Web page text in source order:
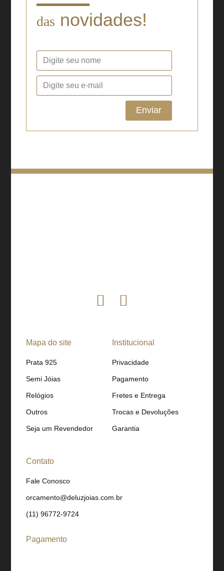
das novidades!
Enviar
Mapa do site
Prata 925
Semi Jóias
Relógios
Outros
Seja um Revendedor
Institucional
Privacidade
Pagamento
Fretes e Entrega
Trocas e Devoluções
Garantia
Contato
Fale Conosco
orcamento@deluzjoias.com.br
(11) 96772-9724
Pagamento